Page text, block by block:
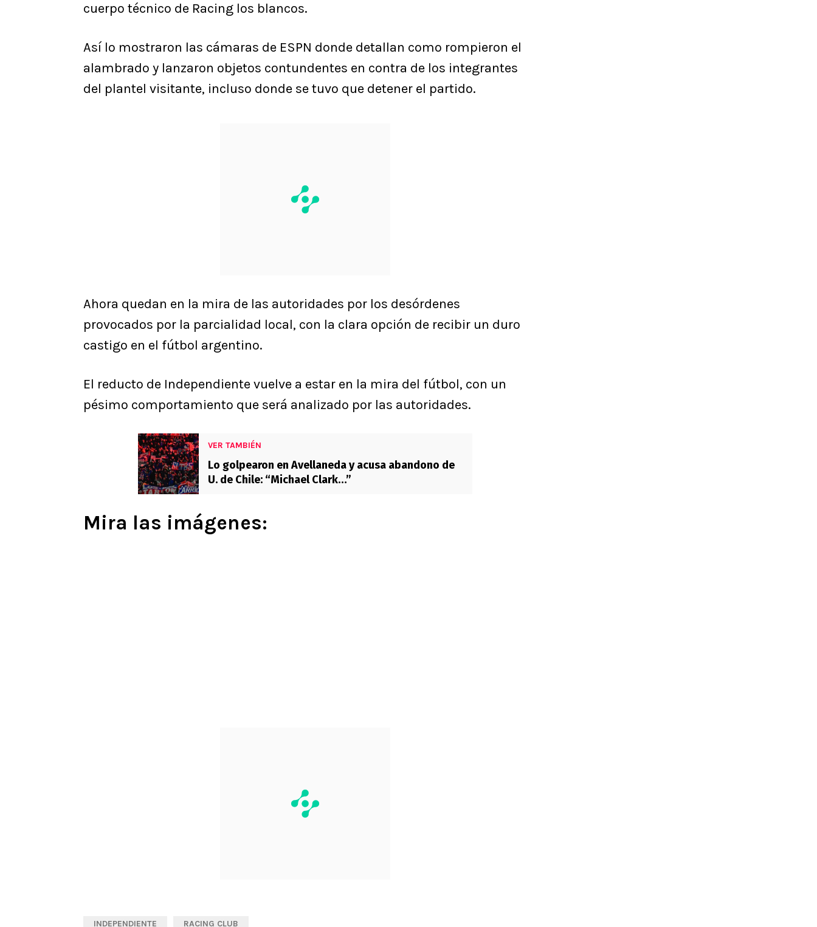
cuerpo técnico de Racing los blancos.
Así lo mostraron las cámaras de ESPN donde detallan como rompieron el
alambrado y lanzaron objetos contundentes en contra de los integrantes
del plantel visitante, incluso donde se tuvo que detener el partido.
Ahora quedan en la mira de las autoridades por los desórdenes
provocados por la parcialidad local, con la clara opción de recibir un duro
castigo en el fútbol argentino.
El reducto de Independiente vuelve a estar en la mira del fútbol, con un
pésimo comportamiento que será analizado por las autoridades.
VER TAMBIÉN
Lo golpearon en Avellaneda y acusa abandono de
U. de Chile: “Michael Clark…”
Mira las imágenes:
INDEPENDIENTE RACING CLUB